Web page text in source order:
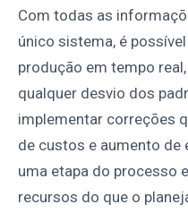
Com todas as
único sistema, é
produção em tempo
qualquer desvio dos
implementar correções
de custos e aumento de
uma etapa do processo
recursos do que o